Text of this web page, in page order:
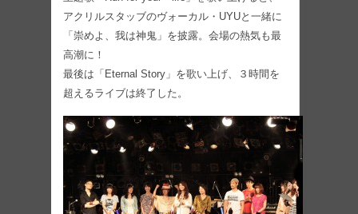
アクリルスタッブのヴォーカル・UYUと一緒に
「崇めよ、我は神鬼」を披露。会場の熱気も最
高潮に！
最後は「Eternal Story」を歌い上げ、３時間を
超えるライブは終了した。